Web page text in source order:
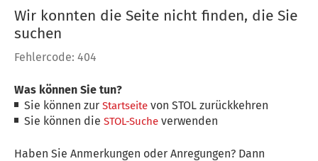
Wir konnten die Seite nicht finden, die Sie
suchen
Fehlercode: 404
Was können Sie tun?
Sie können zurStartseite von STOL zurückkehren
Sie können dieSTOL-Suche verwenden
Haben Sie Anmerkungen oder Anregungen? Dann